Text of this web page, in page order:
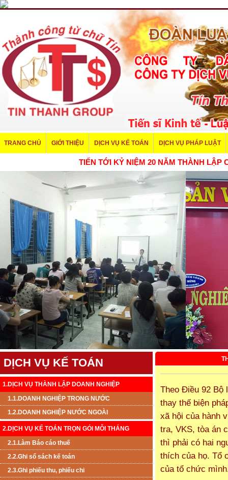
TRANG CHỦ GIỚI THIỆU DỊCH VỤ KẾ TOÁN DỊCH VỤ PHÁP LUẬT
TIẾN TỚI KỶ NIỆM 20 NĂM
DỊCH VỤ KẾ TOÁN
1.DỊCH VỤ THÀNH LẬP DOANH NGHIỆP
1.1.DOANH NGHIỆP TRONG NƯỚC
1.2.DOANH NGHIỆP NƯỚC NGOÀI
2.DỊCH VỤ KẾ TOÁN TRỌN GÓI MỖI THÁNG
2.1.Làm Báo cáo thuế
2.2.Ghi sổ sách kế toán
2.3.Ghi phiếu thu, phiếu chi
Theo Điều 92 Bộ
thay thế biện
xã hội của hành
tra, VKS, tòa án
thì phải có hai
thích của họ. Tổ
của tổ chức